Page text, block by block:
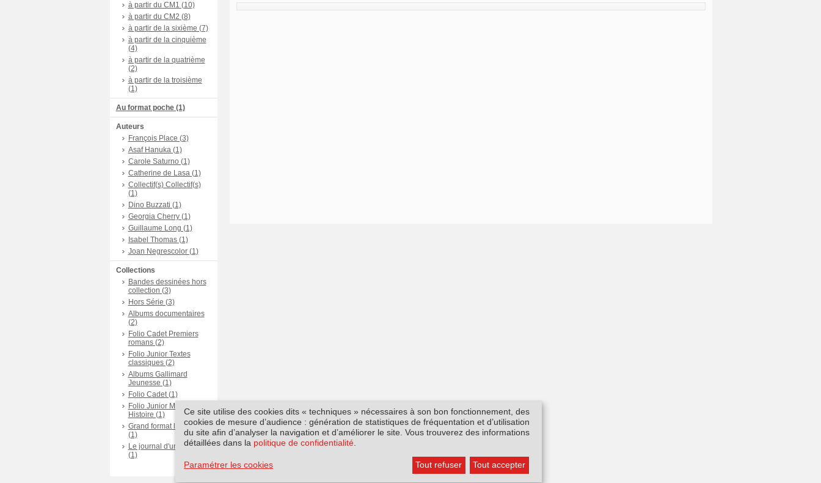
à partir du CM1 (10)
à partir du CM2 (8)
à partir de la sixième (7)
à partir de la cinquième
(4)
à partir de la quatrième
(2)
à partir de la troisième
(1)
Au format poche (1)
Auteurs
François Place (3)
Asaf Hanuka (1)
Carole Saturno (1)
Catherine de Lasa (1)
Collectif(s) Collectif(s)
(1)
Dino Buzzati (1)
Georgia Cherry (1)
Guillaume Long (1)
Isabel Thomas (1)
Joan Negrescolor (1)
Collections
Bandes dessinées hors
collection (3)
Hors Série (3)
Albums documentaires
(2)
Folio Cadet Premiers
romans (2)
Folio Junior Textes
classiques (2)
Albums Gallimard
Jeunesse (1)
Folio Cadet (1)
Folio Junior Mon
Histoire (1)
Grand format littérature
(1)
Le journal d'un enfant
(1)
Ce site utilise des cookies dits « techniques » nécessaires à son bon fonctionnement, des
cookies de mesure d’audience : génération de statistiques de fréquentation et d’utilisation
du site afin d’analyser la navigation et d’améliorer le site. Vous trouverez des informations
détaillées dans la politique de confidentialité
Paramétrer les cookies Tout refuser Tout accepter